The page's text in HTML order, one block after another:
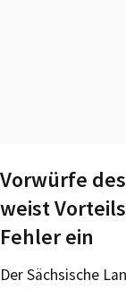
Vorwürfe
weist
Fehler ein
Der Sächsische